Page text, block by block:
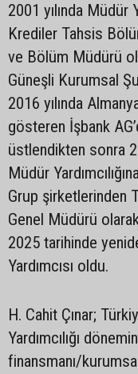
2001 yılında Müdür
Krediler Tahsis
ve Bölüm Müdürü
Güneşli Kurumsal
2016 yılında
gösteren İşbank
üstlendikten sonra
Müdür
Grup şirketlerinden
Genel Müdürü
2025 tarihinde
Yardımcısı oldu.
H. Cahit Çınar;
Yardımcılığı
finansmanı/